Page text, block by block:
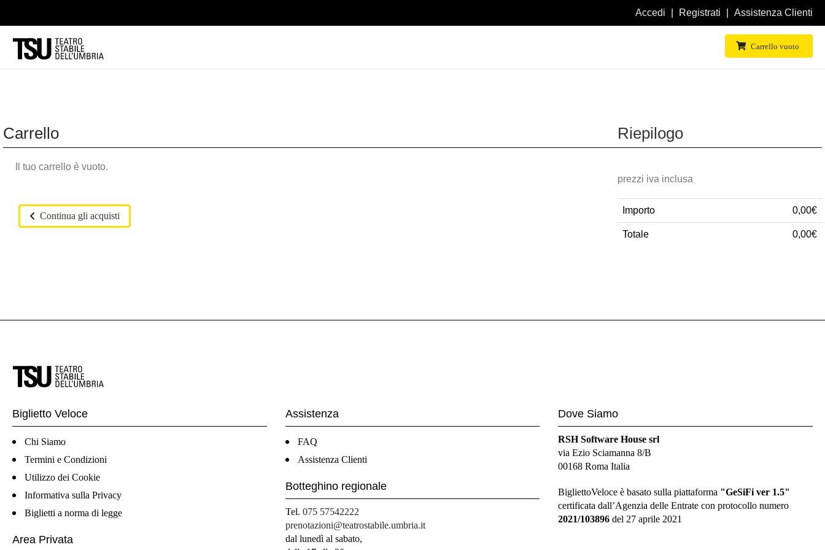
Accedi Registrati Assistenza Clienti
Carrello vuoto
Carrello
Il tuo carrello è vuoto.
Continua gli acquisti
Riepilogo
prezzi iva inclusa
Importo 0,00€
Totale 0,00€
Biglietto Veloce
Chi Siamo
Termini e Condizioni
Utilizzo dei Cookie
Informativa sulla Privacy
Biglietti a norma di legge
Area Privata
Assistenza
FAQ
Assistenza Clienti
Botteghino regionale
Tel. 075 57542222
prenotazioni@teatrostabile.umbria.it
dal lunedì al sabato,
Dove Siamo
RSH Software House srl
via Ezio Sciamanna 8/B
00168 Roma Italia
BigliettoVeloce è basato sulla piattaforma "GeSiFi ver 1.5"
certificata dall’Agenzia delle Entrate con protocollo numero
2021/103896 del 27 aprile 2021